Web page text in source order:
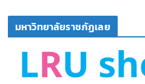
มหาวิทยาลัยราชภัฏเลย